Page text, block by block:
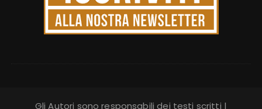
Gli Autori sono responsabili dei testi scritti |